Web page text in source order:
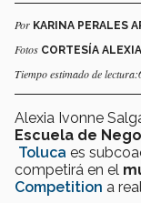
Por KARINA PERALES
Fotos CORTESÍA
Tiempo estimado de
Alexia Ivonne
Escuela de
Toluca es
competirá en el
Competition a